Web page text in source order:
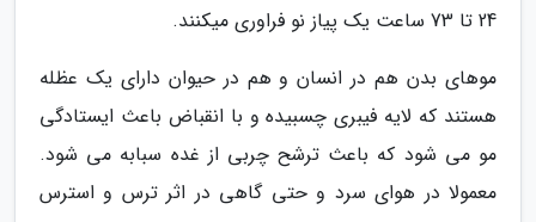
24 تا 73 ساعت یک پیاز نو فراوری میکنند.
موهای بدن هم در انسان و هم در حیوان دارای یک عظله
هستند که لایه فیبری چسبیده و با انقباض باعث ایستادگی
مو می شود که باعث ترشح چربی از غده سبابه می شود.
معمولا در هوای سرد و حتی گاهی در اثر ترس و استرس